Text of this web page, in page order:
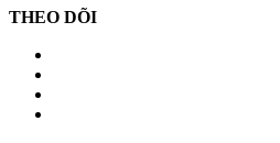
THEO DÕI